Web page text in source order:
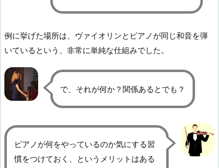
例に挙げた場所は、ヴァイオリンとピアノが同じ和音を弾
いているという、非常に単純な仕組みでした。
で、それが何か？関係あるとでも？
ピアノが何をやっているのか気にする習
慣をつけておく、というメリットはある